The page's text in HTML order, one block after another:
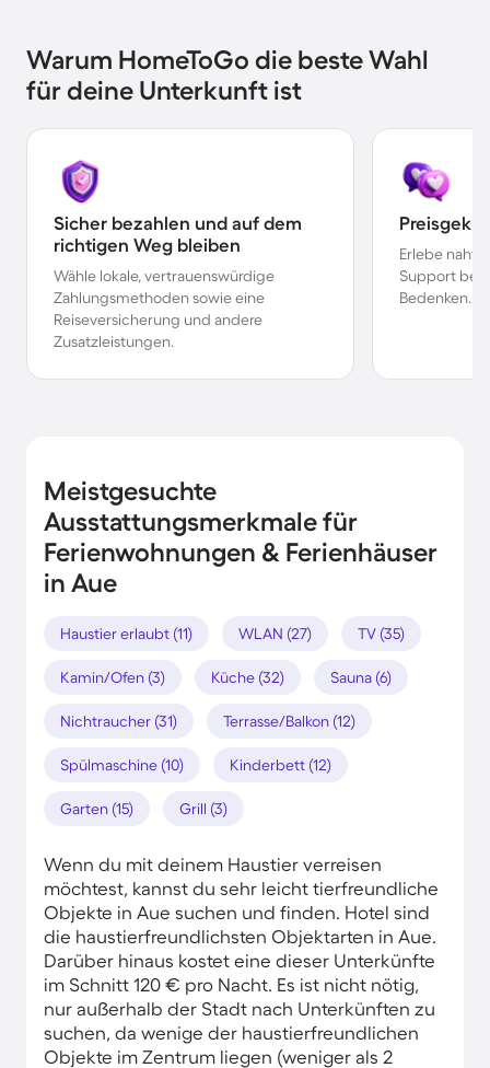
Warum HomeToGo die beste Wahl
für deine Unterkunft ist
Sicher bezahlen und auf dem
richtigen Weg bleiben
Wähle lokale, vertrauenswürdige
Zahlungsmethoden sowie eine
Reiseversicherung und andere
Zusatzleistungen.
Erlebe
Support bei
Bedenken.
Meistgesuchte
Ausstattungsmerkmale für
Ferienwohnungen & Ferienhäuser
in Aue
Haustier erlaubt (11) WLAN (27) TV (35)
Kamin/Ofen (3) Küche (32) Sauna (6)
Nichtraucher (31) Terrasse/Balkon (12)
Spülmaschine (10) Kinderbett (12)
Garten (15) Grill (3)
Wenn du mit deinem Haustier verreisen
möchtest, kannst du sehr leicht tierfreundliche
Objekte in Aue suchen und finden. Hotel sind
die haustierfreundlichsten Objektarten in Aue.
Darüber hinaus kostet eine dieser Unterkünfte
im Schnitt 120 € pro Nacht. Es ist nicht nötig,
nur außerhalb der Stadt nach Unterkünften zu
suchen, da wenige der haustierfreundlichen
Objekte im Zentrum liegen (weniger als 2